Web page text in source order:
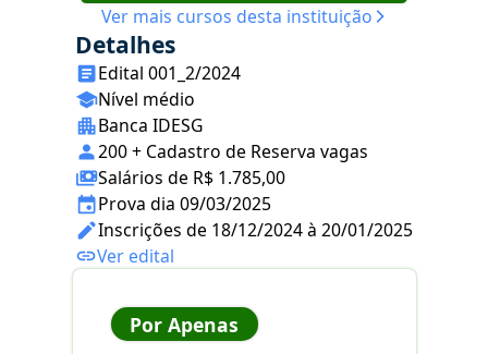
Ver mais cursos desta instituição
Detalhes
Edital 001_2/2024
Nível médio
Banca IDESG
200 + Cadastro de Reserva vagas
Salários de R$ 1.785,00
Prova dia 09/03/2025
Inscrições de 18/12/2024 à 20/01/2025
Ver edital
Por Apenas